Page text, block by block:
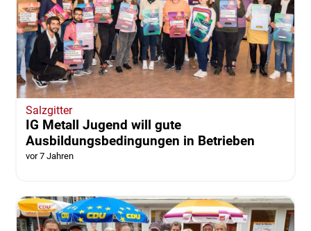
Salzgitter
IG Metall Jugend will gute
Ausbildungsbedingungen in Betrieben
vor 7 Jahren